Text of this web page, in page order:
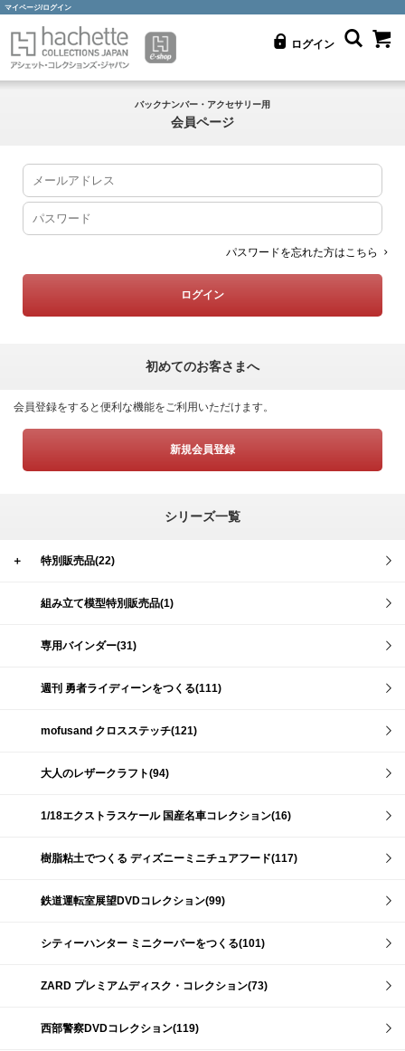
マイページ/ログイン
ログイン
バックナンバー・アクセサリー用
会員ページ
パスワードを忘れた方はこちら
初めてのお客さまへ
会員登録をすると便利な機能をご利用いただけます。
新規会員登録
シリーズ一覧
＋ 特別販売品(22)
組み立て模型特別販売品(1)
専用バインダー(31)
週刊 勇者ライディーンをつくる(111)
mofusand クロスステッチ(121)
大人のレザークラフト(94)
1/18エクストラスケール 国産名車コレクション(16)
樹脂粘土でつくる ディズニーミニチュアフード(117)
鉄道運転室展望DVDコレクション(99)
シティーハンター ミニクーパーをつくる(101)
ZARD プレミアムディスク・コレクション(73)
西部警察DVDコレクション(119)